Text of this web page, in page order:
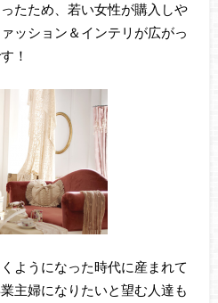
たため、若い女性が購入しや
ッション＆インテリが広がっ
！
ようになった時代に産まれて
主婦になりたいと望む人達も